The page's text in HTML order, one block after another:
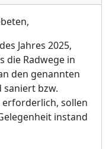
Jahres 2025,
die Radwege in
den genannten
saniert bzw.
sollen
instand